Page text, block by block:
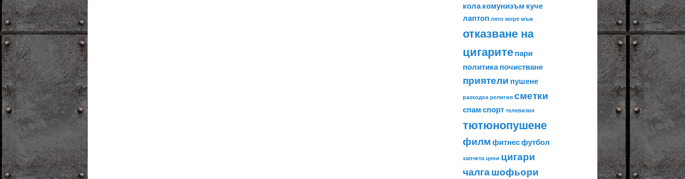
колакомунизъм куче
лаптоп лято море мъж
отказване на
цигаритепари
политикапочистване
приятели пушене
разходка религия сметки
спамспорт телевизия
тютюнопушене
филмфитнесфутбол
хапчета цени цигари
чалгашофьори